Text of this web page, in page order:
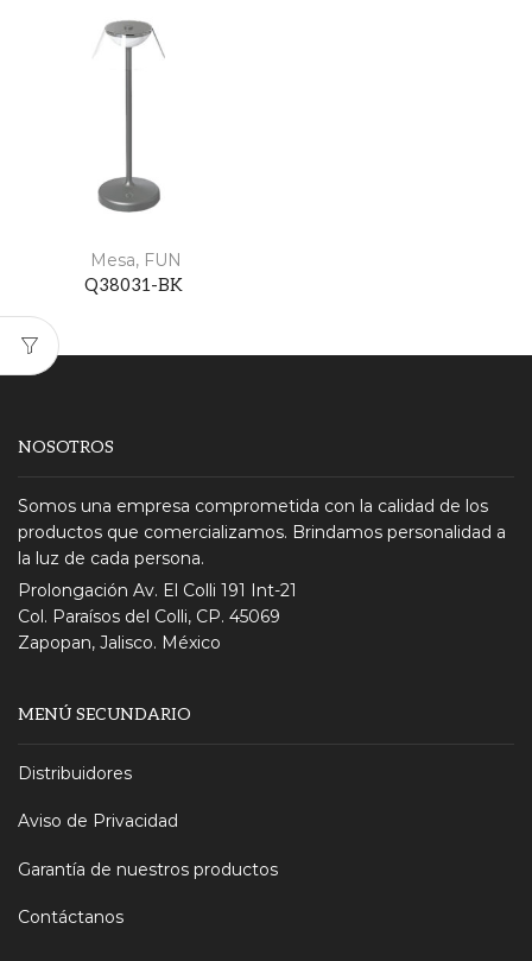
Mesa, FUN
Q38031-BK
NOSOTROS
Somos una empresa comprometida con la calidad de los
productos que comercializamos. Brindamos personalidad a
la luz de cada persona.
Prolongación Av. El Colli 191 Int-21
Col. Paraísos del Colli, CP. 45069
Zapopan, Jalisco. México
MENÚ SECUNDARIO
Distribuidores
Aviso de Privacidad
Garantía de nuestros productos
Contáctanos